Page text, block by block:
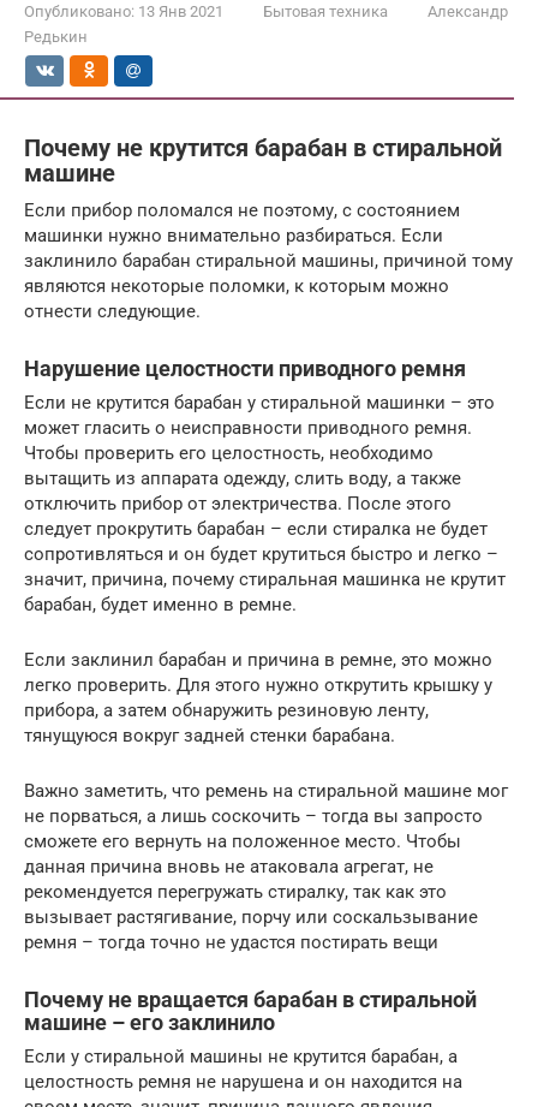
Опубликовано: 13 Янв 2021 Бытовая техника
Александр
Редькин
Почему не крутится барабан в стиральной
машине
Если прибор поломался не поэтому, с состоянием
машинки нужно внимательно разбираться. Если
заклинило барабан стиральной машины, причиной тому
являются некоторые поломки, к которым можно
отнести следующие.
Нарушение целостности приводного ремня
Если не крутится барабан у стиральной машинки – это
может гласить о неисправности приводного ремня.
Чтобы проверить его целостность, необходимо
вытащить из аппарата одежду, слить воду, а также
отключить прибор от электричества. После этого
следует прокрутить барабан – если стиралка не будет
сопротивляться и он будет крутиться быстро и легко –
значит, причина, почему стиральная машинка не крутит
барабан, будет именно в ремне.
Если заклинил барабан и причина в ремне, это можно
легко проверить. Для этого нужно открутить крышку у
прибора, а затем обнаружить резиновую ленту,
тянущуюся вокруг задней стенки барабана.
Важно заметить, что ремень на стиральной машине мог
не порваться, а лишь соскочить – тогда вы запросто
сможете его вернуть на положенное место. Чтобы
данная причина вновь не атаковала агрегат, не
рекомендуется перегружать стиралку, так как это
вызывает растягивание, порчу или соскальзывание
ремня – тогда точно не удастся постирать вещи
Почему не вращается барабан в стиральной
машине – его заклинило
Если у стиральной машины не крутится барабан, а
целостность ремня не нарушена и он находится на